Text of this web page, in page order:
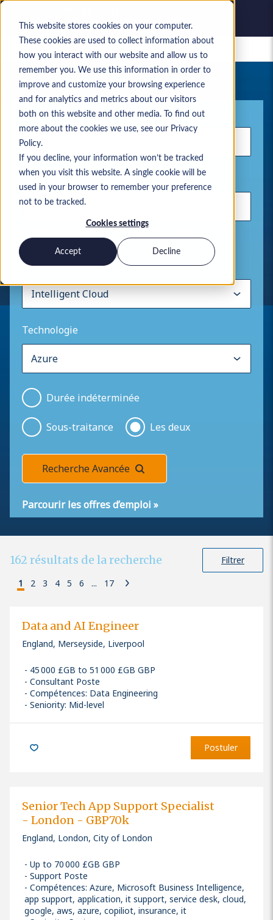
This website stores cookies on your computer.
These cookies are used to collect information about
how you interact with our website and allow us to
remember you. We use this information in order to
improve and customize your browsing experience
and for analytics and metrics about our visitors
both on this website and other media. To find out
more about the cookies we use, see our Privacy
Policy.
If you decline, your information won’t be tracked
when you visit this website. A single cookie will be
used in your browser to remember your preference
not to be tracked.
Cookies settings
Accept Decline
Offres d’emploi enregistrées
Votre recherche d’emploi en cours
Mot-clé
Lieu
Séparez chaque terme de recherche par une virgule
Solutions Microsoft
Technologie
Durée indéterminée
Sous-traitance Les deux
Recherche Avancée
Parcourir les offres d’emploi »
162 résultats de la recherche
Filtrer
1
2 3 4 5 6 ... 17
Data and AI Engineer
England, Merseyside, Liverpool
45 000 £GB to 51 000 £GB GBP
Consultant Poste
Compétences: Data Engineering
Seniority: Mid-level
Postuler
Senior Tech App Support Specialist
- London - GBP70k
England, London, City of London
Up to 70 000 £GB GBP
Support Poste
Compétences: Azure, Microsoft Business Intelligence,
app support, application, it support, service desk, cloud,
google, aws, azure, copiliot, insurance, it